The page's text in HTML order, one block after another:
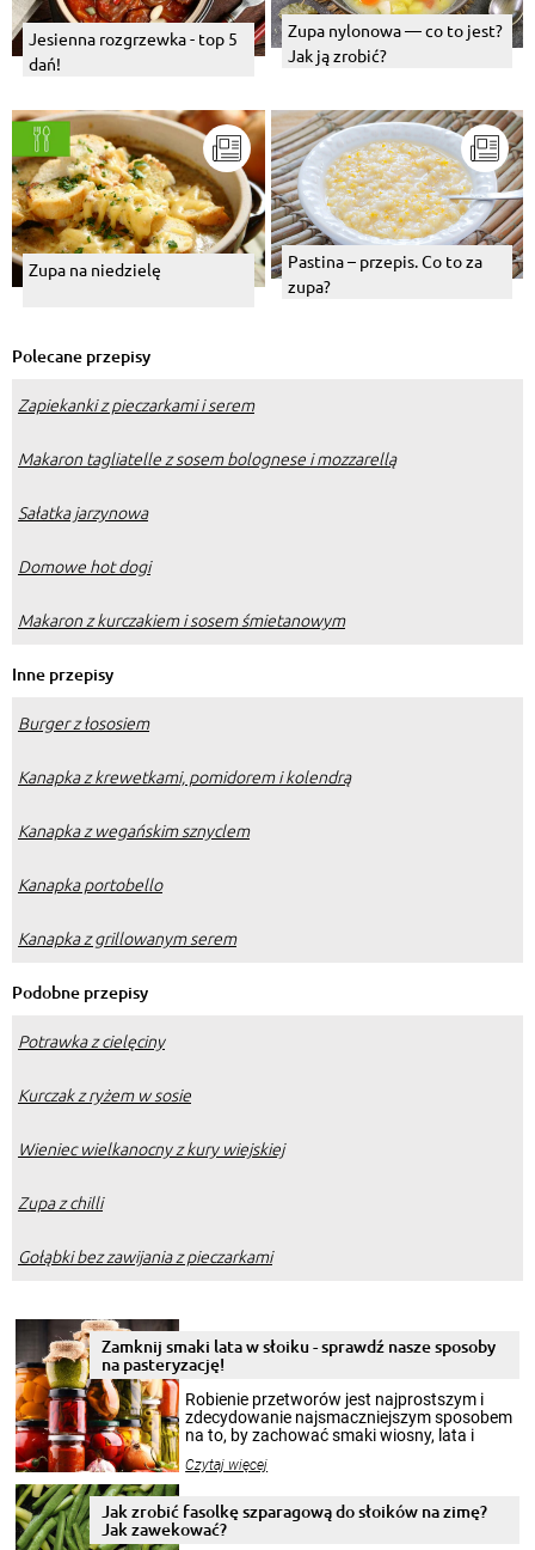
Jesienna rozgrzewka - top 5
dań!
Zupa nylonowa — co to jest?
Jak ją zrobić?
Zupa na niedzielę
Pastina – przepis. Co to za
zupa?
Polecane przepisy
Zapiekanki z pieczarkami i serem
Makaron tagliatelle z sosem bolognese i mozzarellą
Sałatka jarzynowa
Domowe hot dogi
Makaron z kurczakiem i sosem śmietanowym
Inne przepisy
Burger z łososiem
Kanapka z krewetkami, pomidorem i kolendrą
Kanapka z wegańskim sznyclem
Kanapka portobello
Kanapka z grillowanym serem
Podobne przepisy
Potrawka z cielęciny
Kurczak z ryżem w sosie
Wieniec wielkanocny z kury wiejskiej
Zupa z chilli
Gołąbki bez zawijania z pieczarkami
Zamknij smaki lata w słoiku - sprawdź nasze sposoby
na pasteryzację!
Robienie przetworów jest najprostszym i
zdecydowanie najsmaczniejszym sposobem
na to, by zachować smaki wiosny, lata i
krajobrazów, by cieszyć nimi oko w sezonie
pełni poczuć atmosferę cieplejszych
miesięcy. Przygotowanie słoików ze
Czytaj więcej
Jak zrobić fasolkę szparagową do słoików na zimę?
Jak zawekować?